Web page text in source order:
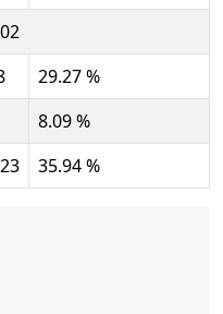
29.27 %
8.09 %
35.94 %